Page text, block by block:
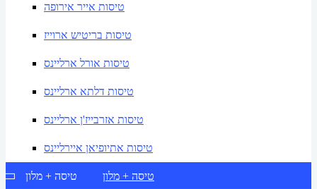
טיסות אייר אירופה
טיסות בריטיש ארוייז
טיסות אורל ארליינס
טיסות דלתא ארליינס
טיסות אזרבייז'ן ארליינס
טיסות אתיופיאן איירליינס
טיסה + מלון טיסה + מלון